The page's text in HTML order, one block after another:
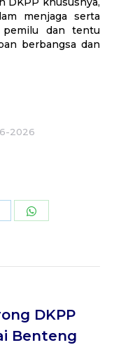
menjaga serta
pemilu dan tentu
berbangsa dan
2026
DKPP
Benteng